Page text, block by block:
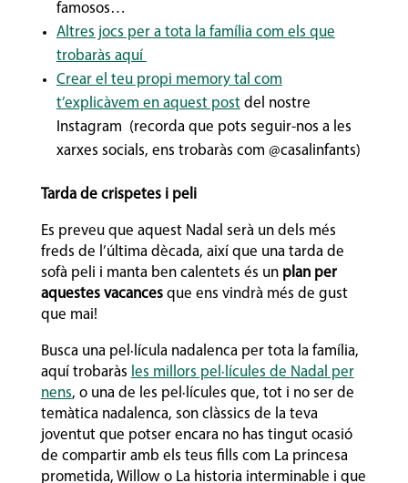
famosos…
Altres jocs per a tota la família com els que
trobaràs aquí
Crear el teu propi memory tal com
t’explicàvem en aquest postdel nostre
Instagram (recorda que pots seguir-nos a les
xarxes socials, ens trobaràs com @casalinfants)
Tarda de crispetes i peli
Es preveu que aquest Nadal serà un dels més
freds de l’última dècada, així que una tarda de
sofà peli i manta ben calentets és un plan per
aquestes vacancesque ens vindrà més de gust
que mai!
Busca una pel·lícula nadalenca per tota la família,
aquí trobaràs les millors pel·lícules de Nadal per
nens, o una de les pel·lícules que, tot i no ser de
temàtica nadalenca, son clàssics de la teva
joventut que potser encara no has tingut ocasió
de compartir amb els teus fills com La princesa
prometida, Willow o La historia interminable i que